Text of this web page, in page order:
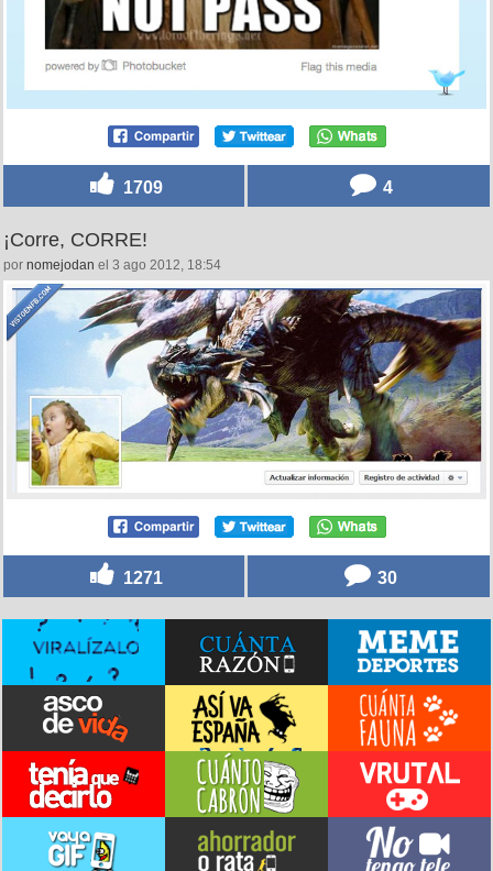
1709 4
¡Corre, CORRE!
por nomejodan el 3 ago 2012, 18:54
1271 30